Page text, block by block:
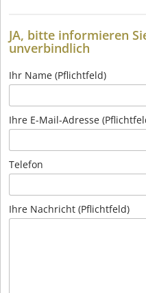
JA, bitte informieren
unverbindlich
Ihr Name (Pflichtfeld)
Ihre E-Mail-Adresse
Telefon
Ihre Nachricht (Pflichtfeld)